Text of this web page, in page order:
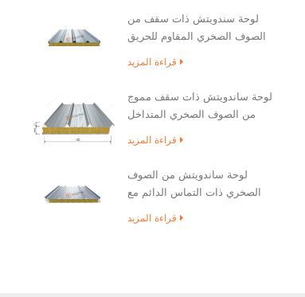
لوحة سندويتش ذات سقف من
الصوف الصخري المقاوم للحريق
قراءة المزيد
لوحة ساندويتش ذات سقف مموج
من الصوف الصخري المتداخل
قراءة المزيد
لوحة ساندويتش من الصوف
الصخري ذات التماس الدائم مع
قراءة المزيد